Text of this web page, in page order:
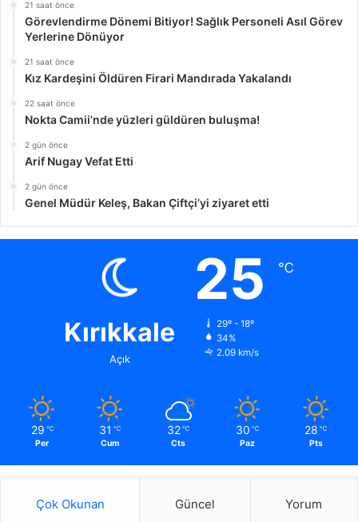
21 saat önce
Görevlendirme Dönemi Bitiyor! Sağlık Personeli Asıl Görev
Yerlerine Dönüyor
21 saat önce
Kız Kardeşini Öldüren Firari Mandırada Yakalandı
22 saat önce
Nokta Camii’nde yüzleri güldüren buluşma!
2 gün önce
Arif Nugay Vefat Etti
2 gün önce
Genel Müdür Keleş, Bakan Çiftçi’yi ziyaret etti
Kırıkkale
Açık
25 ℃
29º - 18º
34%
2.09 km/s
29 ℃
Per
31 ℃
Cum
32 ℃
Cts
30 ℃
Paz
28 ℃
Pts
Çok Okunan Güncel Yorum